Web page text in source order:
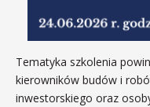
Tematyka szkolenia
kierowników budów i
inwestorskiego oraz